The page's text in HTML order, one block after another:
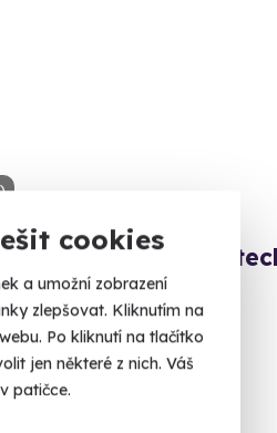
cookies
a umožní zobrazení
zlepšovat. Kliknutím na
Po kliknutí na tlačítko
jen některé z nich. Váš
patičce.
Jízda v
Hradci Králové
Rychlost, síla, adrenalin!
Hradec Králové